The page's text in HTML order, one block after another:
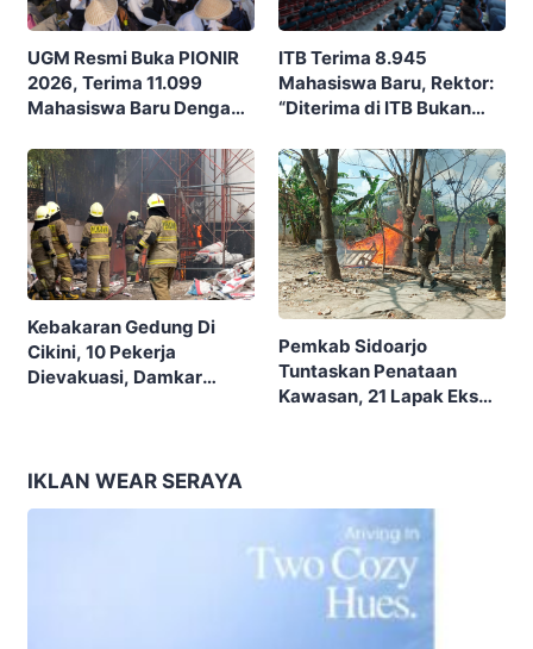
UGM Resmi Buka PIONIR
2026, Terima 11.099
Mahasiswa Baru Dengan
Membangun Bangsa”
ITB Terima 8.945
Mahasiswa Baru, Rektor:
“Diterima di ITB Bukan
Kebakaran Gedung Di
Cikini, 10 Pekerja
Dievakuasi, Damkar
Pemkab Sidoarjo
Tuntaskan Penataan
Kawasan, 21 Lapak Eks
IKLAN WEAR SERAYA